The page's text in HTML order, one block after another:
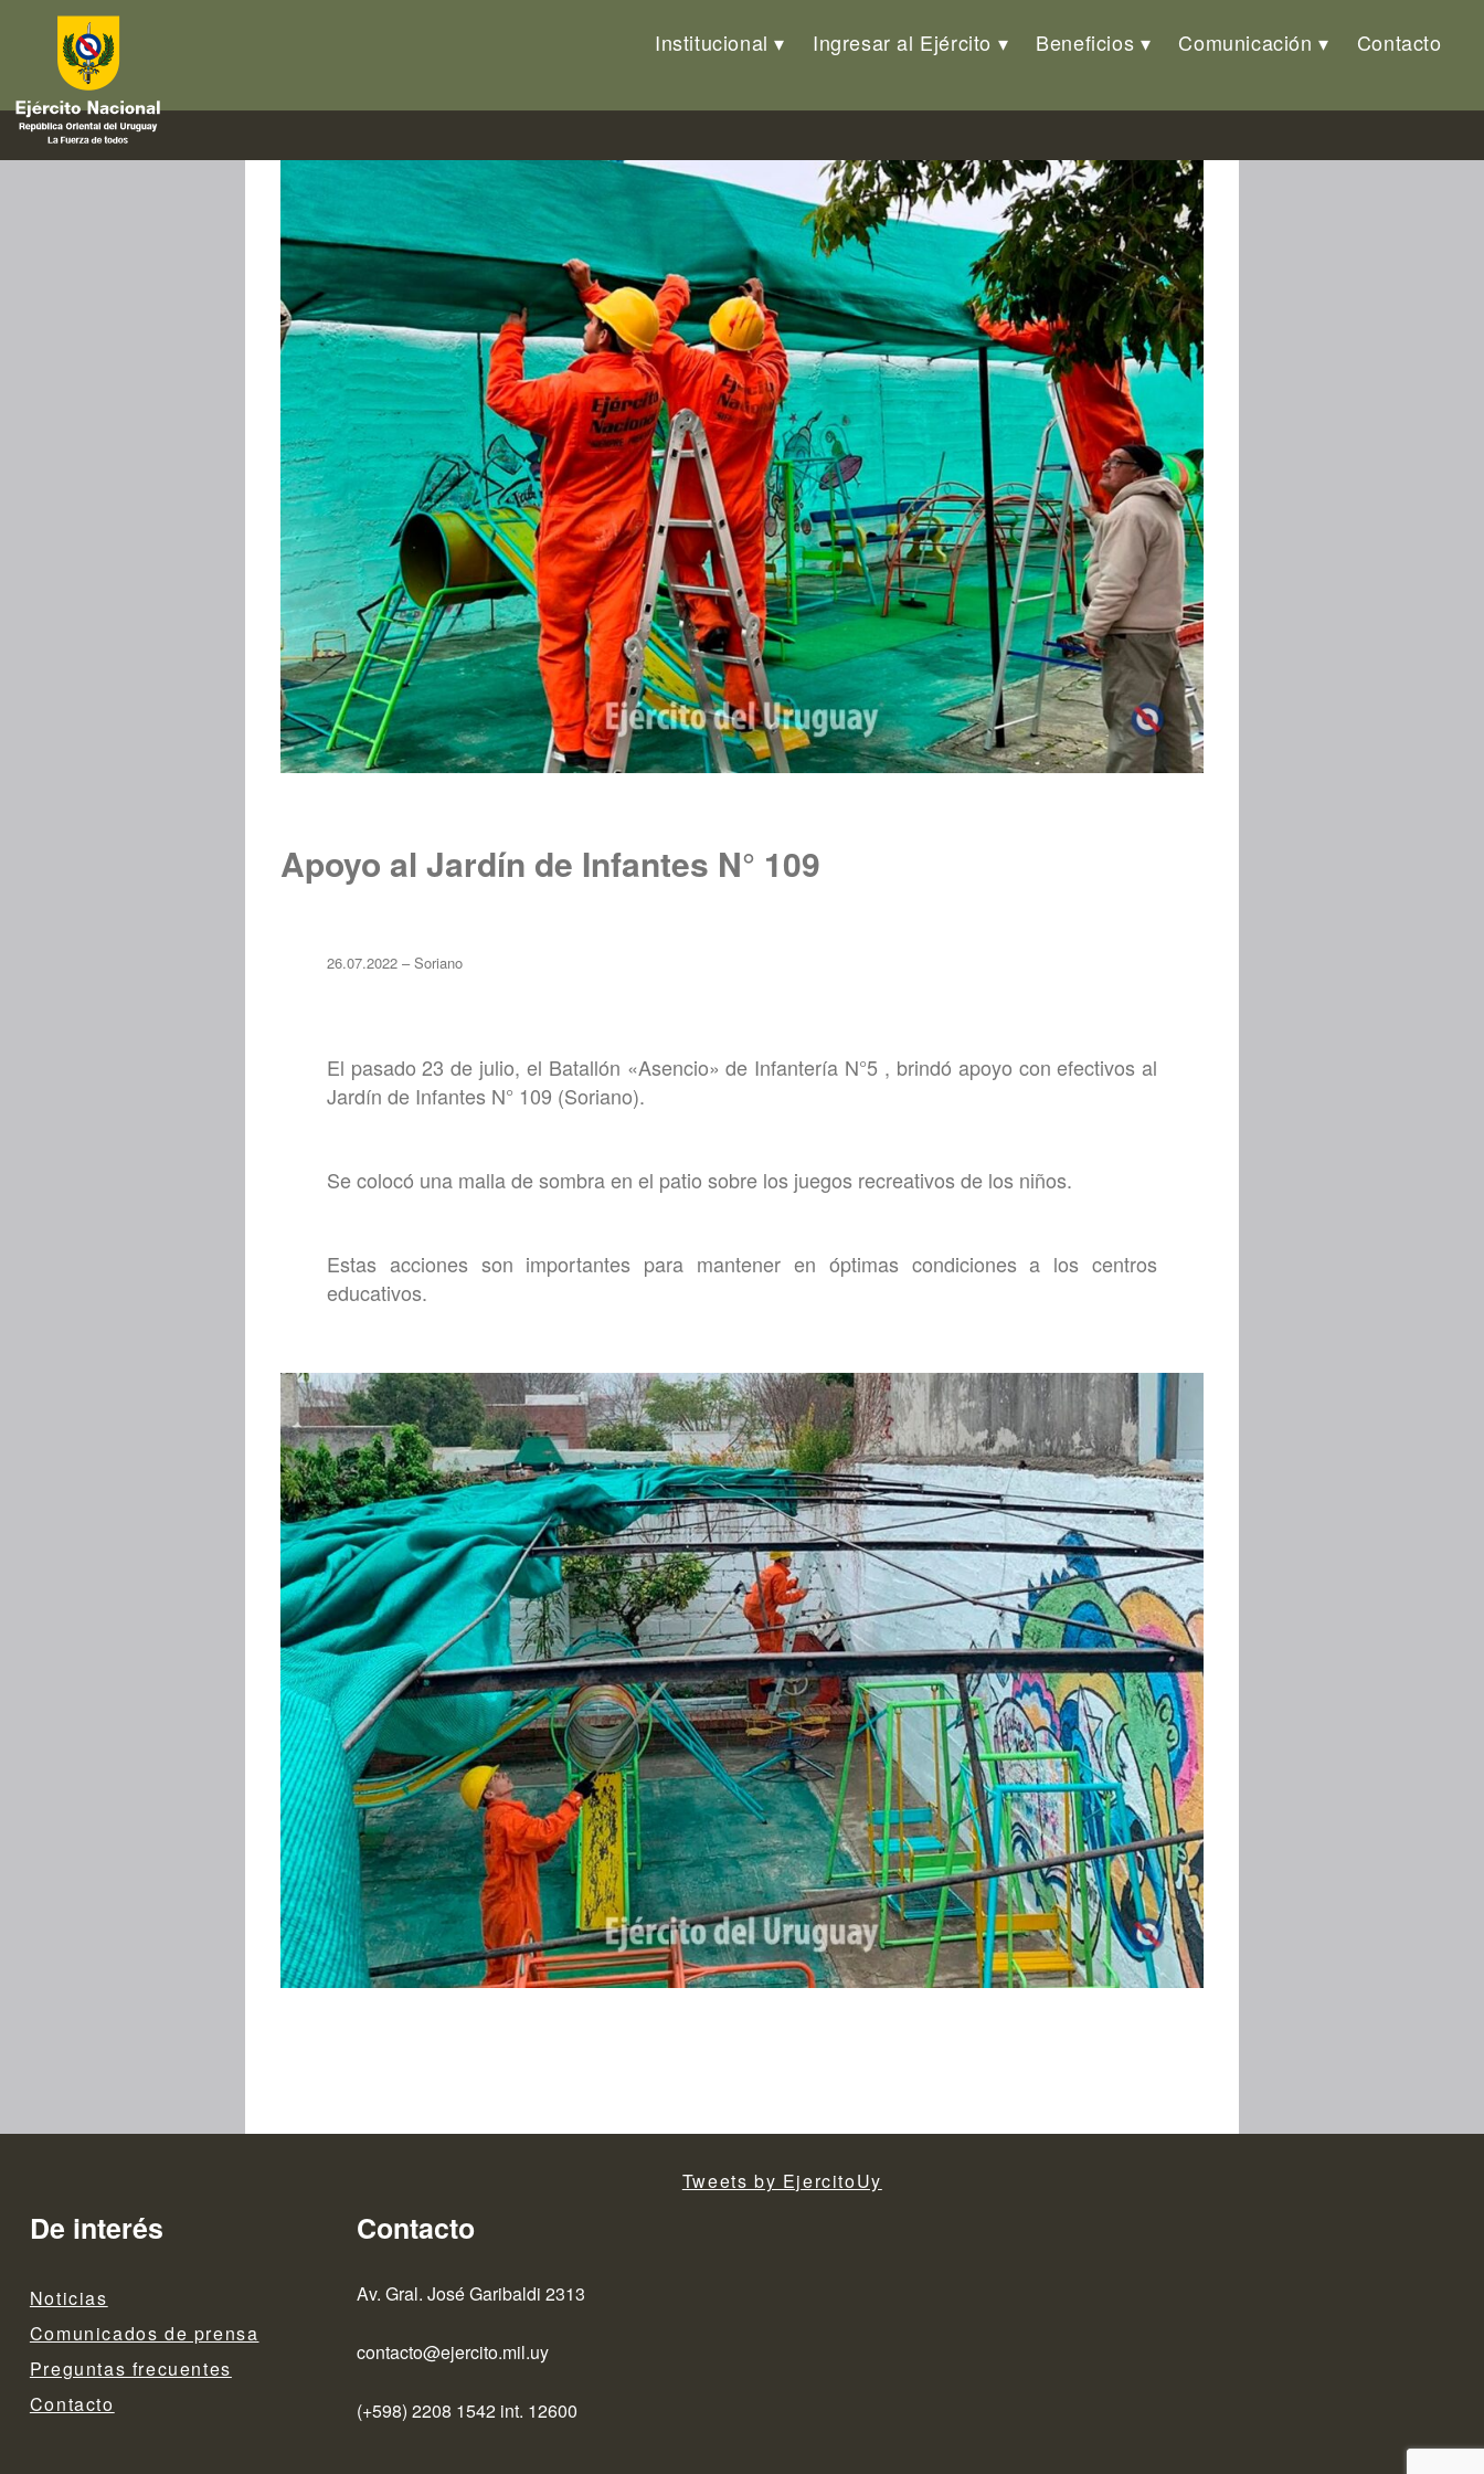
Institucional Ingresar al Ejército Beneficios Comunicación Contacto
Apoyo al Jardín de Infantes N° 109
26.07.2022 – Soriano
El pasado 23 de julio, el Batallón «Asencio» de Infantería N°5 , brindó apoyo con efectivos al
Jardín de Infantes N° 109 (Soriano).
Se colocó una malla de sombra en el patio sobre los juegos recreativos de los niños.
Estas acciones son importantes para mantener en óptimas condiciones a los centros
educativos.
De interés
Noticias
Comunicados de prensa
Preguntas frecuentes
Contacto
Contacto
Av. Gral. José Garibaldi 2313
contacto@ejercito.mil.uy
(+598) 2208 1542 int. 12600
Tweets by EjercitoUy